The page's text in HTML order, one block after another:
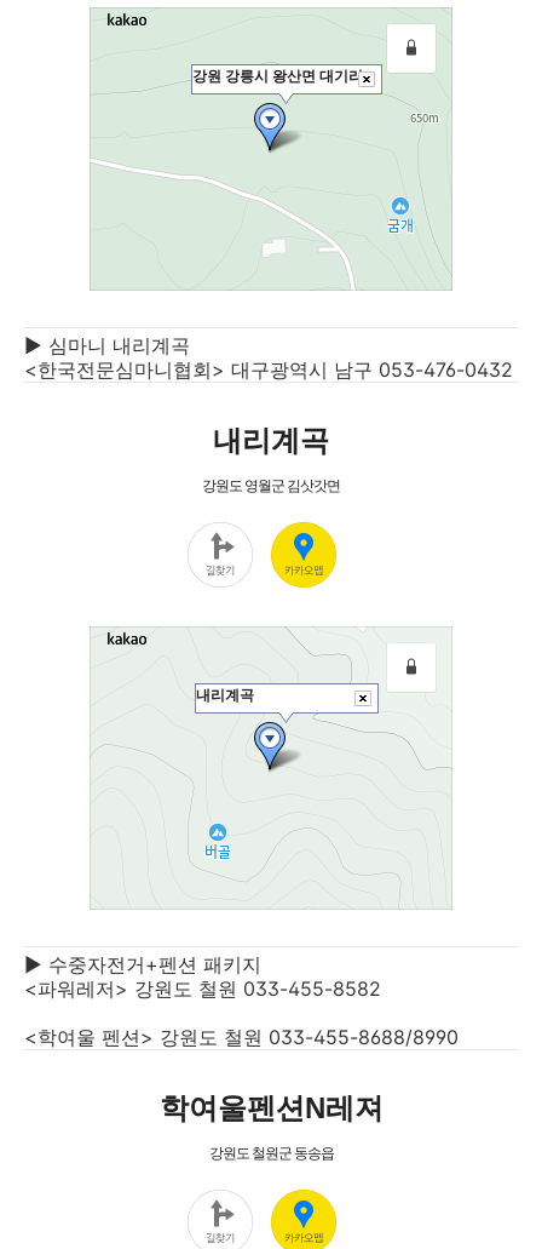
▶ 심마니 내리계곡
<한국전문심마니협회> 대구광역시 남구 053-476-0432
▶ 수중자전거+펜션 패키지
<파워레저> 강원도 철원 033-455-8582
<학여울 펜션> 강원도 철원 033-455-8688/8990